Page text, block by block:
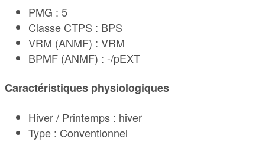
PMG : 5
Classe CTPS : BPS
VRM (ANMF) : VRM
BPMF (ANMF) : -/pEXT
Caractéristiques physiologiques
Hiver / Printemps : hiver
Type : Conventionnel